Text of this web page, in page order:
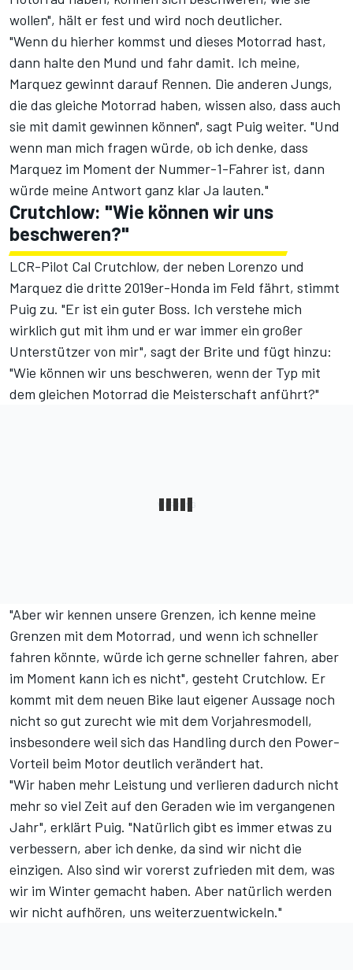
wollen", hält er fest und wird noch deutlicher.
"Wenn du hierher kommst und dieses Motorrad hast,
dann halte den Mund und fahr damit. Ich meine,
Marquez gewinnt darauf Rennen. Die anderen Jungs,
die das gleiche Motorrad haben, wissen also, dass auch
sie mit damit gewinnen können", sagt Puig weiter. "Und
wenn man mich fragen würde, ob ich denke, dass
Marquez im Moment der Nummer-1-Fahrer ist, dann
würde meine Antwort ganz klar Ja lauten."
Crutchlow: "Wie können wir uns
beschweren?"
LCR-Pilot Cal Crutchlow, der neben Lorenzo und
Marquez die dritte 2019er-Honda im Feld fährt, stimmt
Puig zu. "Er ist ein guter Boss. Ich verstehe mich
wirklich gut mit ihm und er war immer ein großer
Unterstützer von mir", sagt der Brite und fügt hinzu:
"Wie können wir uns beschweren, wenn der Typ mit
dem gleichen Motorrad die Meisterschaft anführt?"
"Aber wir kennen unsere Grenzen, ich kenne meine
Grenzen mit dem Motorrad, und wenn ich schneller
fahren könnte, würde ich gerne schneller fahren, aber
im Moment kann ich es nicht", gesteht Crutchlow. Er
kommt mit dem neuen Bike laut eigener Aussage noch
nicht so gut zurecht wie mit dem Vorjahresmodell,
insbesondere weil sich das Handling durch den Power-
Vorteil beim Motor deutlich verändert hat.
"Wir haben mehr Leistung und verlieren dadurch nicht
mehr so viel Zeit auf den Geraden wie im vergangenen
Jahr", erklärt Puig. "Natürlich gibt es immer etwas zu
verbessern, aber ich denke, da sind wir nicht die
einzigen. Also sind wir vorerst zufrieden mit dem, was
wir im Winter gemacht haben. Aber natürlich werden
wir nicht aufhören, uns weiterzuentwickeln."